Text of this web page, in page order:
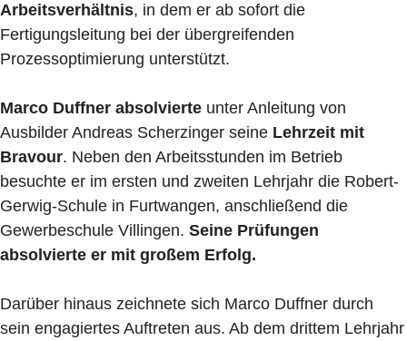
Arbeitsverhältnis, in dem er ab sofort die
Fertigungsleitung bei der übergreifenden
Prozessoptimierung unterstützt.
Marco Duffner absolvierte unter Anleitung von
Ausbilder Andreas Scherzinger seine Lehrzeit mit
Bravour. Neben den Arbeitsstunden im Betrieb
besuchte er im ersten und zweiten Lehrjahr die Robert-
Gerwig-Schule in Furtwangen, anschließend die
Gewerbeschule Villingen. Seine Prüfungen
absolvierte er mit großem Erfolg.
Darüber hinaus zeichnete sich Marco Duffner durch
sein engagiertes Auftreten aus. Ab dem drittem Lehrjahr